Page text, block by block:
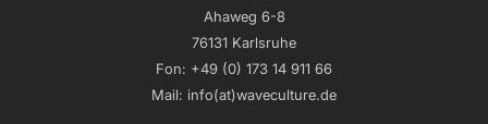
Ahaweg 6-8
76131 Karlsruhe
Fon: +49 (0) 173 14 911 66
Mail: info(at)waveculture.de